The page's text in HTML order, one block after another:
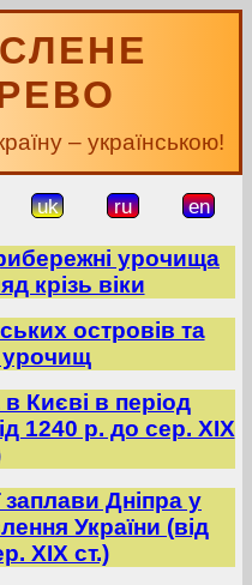
– українською!
uk ru en
урочища
крізь віки
островів та
урочищ
Києві в період
1240 р. до сер. ХІХ
заплави Дніпра у
України (від
ХІХ ст.)